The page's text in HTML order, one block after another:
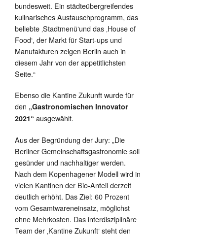
bundesweit. Ein städteübergreifendes
kulinarisches Austauschprogramm, das
beliebte ‚Stadtmenü‘und das ‚House of
Food‘, der Markt für Start-ups und
Manufakturen zeigen Berlin auch in
diesem Jahr von der appetitlichsten
Seite.“
Ebenso die Kantine Zukunft wurde für
den „Gastronomischen Innovator
2021“ ausgewählt.
Aus der Begründung der Jury: „Die
Berliner Gemeinschaftsgastronomie soll
gesünder und nachhaltiger werden.
Nach dem Kopenhagener Modell wird in
vielen Kantinen der Bio-Anteil derzeit
deutlich erhöht. Das Ziel: 60 Prozent
vom Gesamtwareneinsatz, möglichst
ohne Mehrkosten. Das interdisziplinäre
Team der ‚Kantine Zukunft‘ steht den